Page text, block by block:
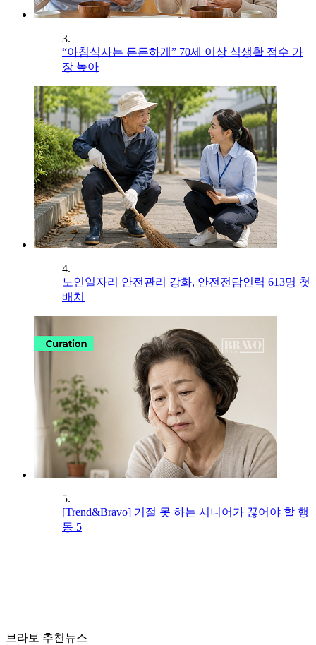
3.
“아침식사는 든든하게” 70세 이상 식생활 점수 가
장 높아
4.
노인일자리 안전관리 강화, 안전전담인력 613명 첫
배치
5.
[Trend&Bravo] 거절 못 하는 시니어가 끊어야 할 행
동 5
브라보 추천뉴스